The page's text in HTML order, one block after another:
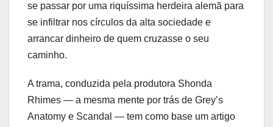
se passar por uma riquíssima herdeira alemã para
se infiltrar nos círculos da alta sociedade e
arrancar dinheiro de quem cruzasse o seu
caminho.
A trama, conduzida pela produtora Shonda
Rhimes — a mesma mente por trás de Grey’s
Anatomy e Scandal — tem como base um artigo